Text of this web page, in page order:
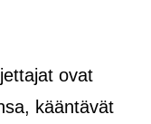
ovat
kääntävät